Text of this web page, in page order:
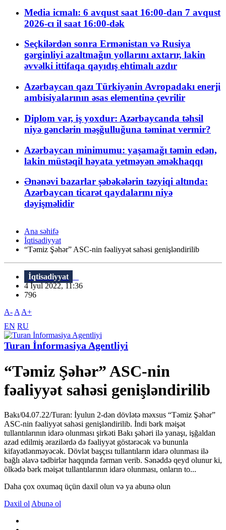
Media icmalı: 6 avqust saat 16:00-dan 7 avqust
2026-cı il saat 16:00-dək
Seçkilərdən sonra Ermənistan və Rusiya
gərginliyi azaltmağın yollarını axtarır, lakin
əvvəlki ittifaqa qayıdış ehtimalı azdır
Azərbaycan qazı Türkiyənin Avropadakı enerji
ambisiyalarının əsas elementinə çevrilir
Diplom var, iş yoxdur: Azərbaycanda təhsil
niyə gənclərin məşğulluğuna təminat vermir?
Azərbaycan minimumu: yaşamağı təmin edən,
lakin müstəqil həyata yetməyən əməkhaqqı
Ənənəvi bazarlar şəbəkələrin təzyiqi altında:
Azərbaycan ticarət qaydalarını niyə
dəyişməlidir
Ana səhifə
İqtisadiyyat
“Təmiz Şəhər” ASC-nin fəaliyyət sahəsi genişləndirilib
İqtisadiyyat
4 İyul 2022, 11:36
796
A- A A+
EN RU
Turan İnformasiya Agentliyi
“Təmiz Şəhər” ASC-nin
fəaliyyət sahəsi genişləndirilib
Bakı/04.07.22/Turan: İyulun 2-dən dövlətə məxsus “Təmiz Şəhər”
ASC-nin fəaliyyət sahəsi genişləndirilib. İndi bərk məişət
tullantılarının idarə olunması şirkəti Bakı şəhəri ilə yanaşı, işğaldan
azad edilmiş ərazilərdə də fəaliyyət göstərəcək və bununla
kifayətlənməyəcək. Dövlət başçısı tullantıların idarə olunması ilə
bağlı əlavə tədbirlər haqqında fərman verib. Sənəddə qeyd olunur ki,
ölkədə bərk məişət tullantılarının idarə olunması, onların to...
Daha çox oxumaq üçün daxil olun və ya abunə olun
Daxil ol Abunə ol